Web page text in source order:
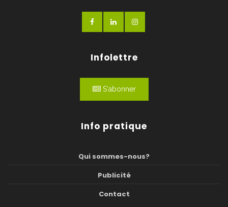
Infolettre
S'abonner
Info pratique
Qui sommes-nous?
Publicité
Contact